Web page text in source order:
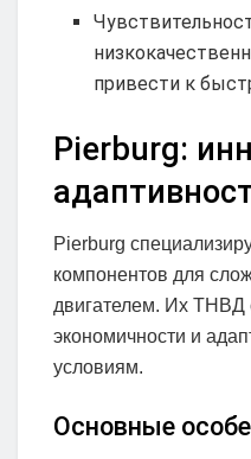
привести к
Pierburg:
Pierburg
компонентов для
двигателем. Их ТНВД
экономичности и
условиям.
Основные